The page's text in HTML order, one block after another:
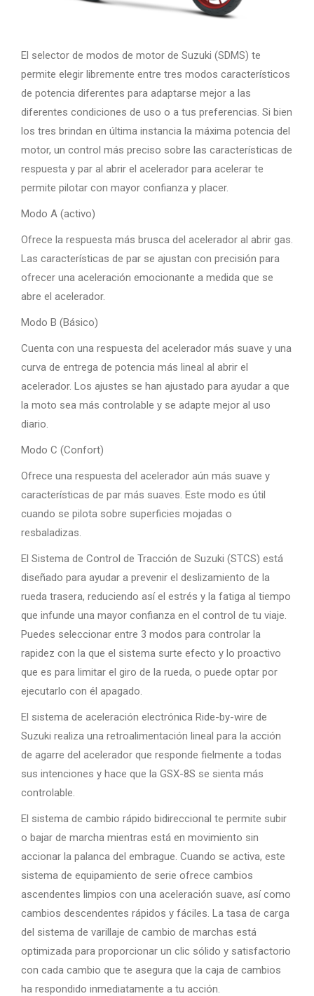
El selector de modos de motor de Suzuki (SDMS) te
permite elegir libremente entre tres modos característicos
de potencia diferentes para adaptarse mejor a las
diferentes condiciones de uso o a tus preferencias. Si bien
los tres brindan en última instancia la máxima potencia del
motor, un control más preciso sobre las características de
respuesta y par al abrir el acelerador para acelerar te
permite pilotar con mayor confianza y placer.
Modo A (activo)
Ofrece la respuesta más brusca del acelerador al abrir gas.
Las características de par se ajustan con precisión para
ofrecer una aceleración emocionante a medida que se
abre el acelerador.
Modo B (Básico)
Cuenta con una respuesta del acelerador más suave y una
curva de entrega de potencia más lineal al abrir el
acelerador. Los ajustes se han ajustado para ayudar a que
la moto sea más controlable y se adapte mejor al uso
diario.
Modo C (Confort)
Ofrece una respuesta del acelerador aún más suave y
características de par más suaves. Este modo es útil
cuando se pilota sobre superficies mojadas o
resbaladizas.
El Sistema de Control de Tracción de Suzuki (STCS) está
diseñado para ayudar a prevenir el deslizamiento de la
rueda trasera, reduciendo así el estrés y la fatiga al tiempo
que infunde una mayor confianza en el control de tu viaje.
Puedes seleccionar entre 3 modos para controlar la
rapidez con la que el sistema surte efecto y lo proactivo
que es para limitar el giro de la rueda, o puede optar por
ejecutarlo con él apagado.
El sistema de aceleración electrónica Ride-by-wire de
Suzuki realiza una retroalimentación lineal para la acción
de agarre del acelerador que responde fielmente a todas
sus intenciones y hace que la GSX-8S se sienta más
controlable.
El sistema de cambio rápido bidireccional te permite subir
o bajar de marcha mientras está en movimiento sin
accionar la palanca del embrague. Cuando se activa, este
sistema de equipamiento de serie ofrece cambios
ascendentes limpios con una aceleración suave, así como
cambios descendentes rápidos y fáciles. La tasa de carga
del sistema de varillaje de cambio de marchas está
optimizada para proporcionar un clic sólido y satisfactorio
con cada cambio que te asegura que la caja de cambios
ha respondido inmediatamente a tu acción.